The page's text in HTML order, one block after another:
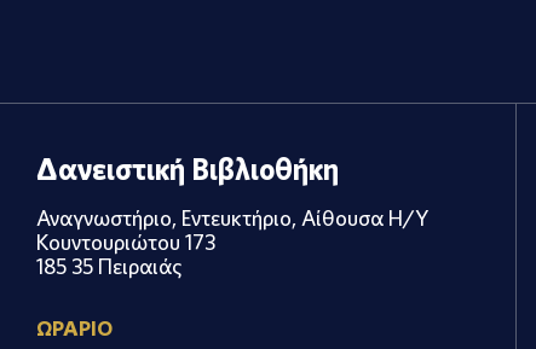
Δανειστική Βιβλιοθήκη
Αναγνωστήριο, Εντευκτήριο, Αίθουσα Η/Υ
Κουντουριώτου 173
185 35 Πειραιάς
ΩΡΑΡΙΟ